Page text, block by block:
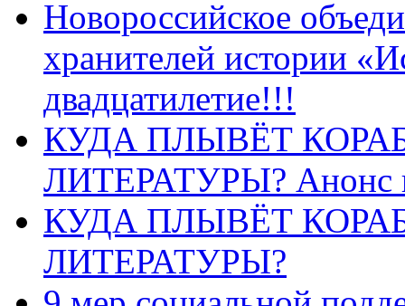
Новороссийское
хранителей истории
двадцатилетие!!!
КУДА ПЛЫВЁТ
ЛИТЕРАТУРЫ? Анонс
КУДА ПЛЫВЁТ
ЛИТЕРАТУРЫ?